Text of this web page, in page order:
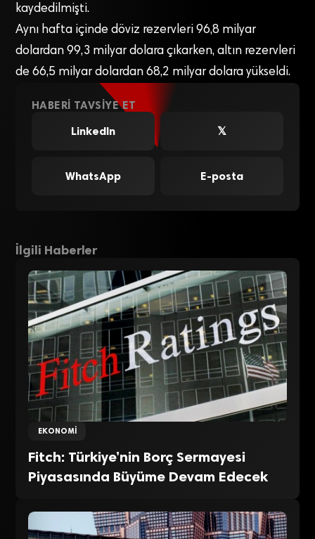
kaydedilmişti.
Aynı hafta içinde döviz rezervleri 96,8 milyar
dolardan 99,3 milyar dolara çıkarken, altın rezervleri
de 66,5 milyar dolardan 68,2 milyar dolara yükseldi.
HABERI TAVSIYE ET
LinkedIn
𝕏
WhatsApp E-posta
İlgili Haberler
EKONOMI
Fitch: Türkiye’nin Borç Sermayesi
Piyasasında Büyüme Devam Edecek